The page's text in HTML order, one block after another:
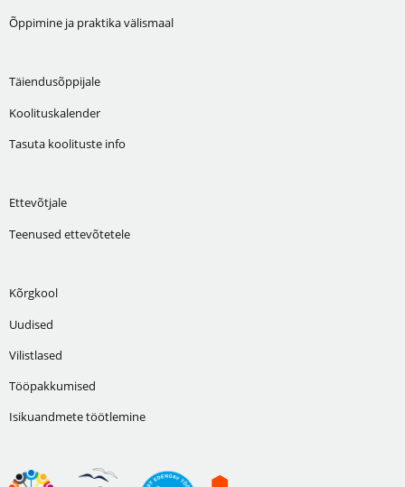
Õppimine ja praktika välismaal
Täiendusõppijale
Koolituskalender
Tasuta koolituste info
Ettevõtjale
Teenused ettevõtetele
Kõrgkool
Uudised
Vilistlased
Tööpakkumised
Isikuandmete töötlemine